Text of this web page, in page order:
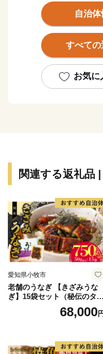
水中文化遺産「鷹島神崎
国内初となる国史跡に指
海を囲んで３つのまちか
獲量を誇るアジ・サバの
山あいではその斜面の日
お茶、お米といった農産
自治
すべて
お気に
関連する返礼品
愛知県小牧市
老舗のうなぎ 【きざみうな
ぎ】15袋セット（秘伝のタレ
68,000